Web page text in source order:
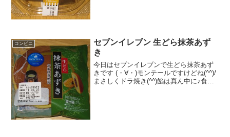
コンビニ
セブンイレブン 生どら抹茶あず
き
今日はセブンイレブンで生どら抹茶あず
きです (・∀・)モンテールですけどね(^^)/
まさしくドラ焼き(^^)餡は真ん中に♪食べ